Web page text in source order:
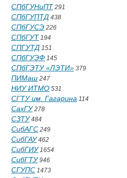
СПбГУНиПТ 291
СПбГУПТД 438
СПбГУСЭ 226
СПбГУТ 194
СПГУТД 151
СПбГУЭФ 145
СПбГЭТУ «ЛЭТИ» 379
ПИМаш 247
НИУ ИТМО 531
СГТУ им. Гагарина 114
СахГУ278
СЗТУ484
СибАГС 249
СибГАУ462
СибГИУ1654
СибГТУ946
СГУПС 1473